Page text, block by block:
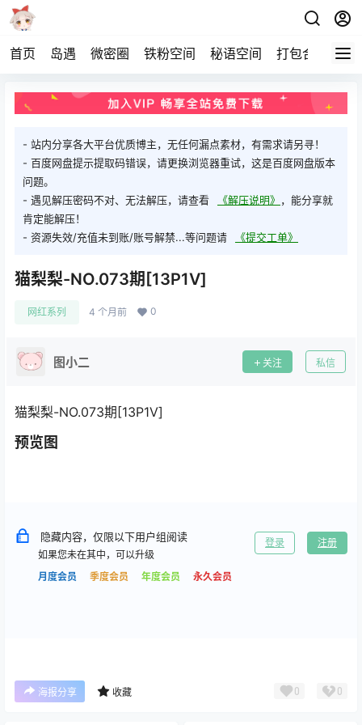
首页 岛遇 微密圈 铁粉空间 秘语空间 打包合集 关
- 站内分享各大平台优质博主，无任何漏点素材，有需求请另寻！
- 百度网盘提示提取码错误，请更换浏览器重试，这是百度网盘版本
问题。
- 遇见解压密码不对、无法解压，请查看
《解压说明》 ，能分享就
肯定能解压！
- 资源失效/充值未到账/账号解禁...等问题请
《提交工单》
猫梨梨-NO.073期[13P1V]
网红系列 4 个月前 0
图小二 关注 私信
猫梨梨-NO.073期[13P1V]
预览图
隐藏内容，仅限以下用户组阅读
如果您未在其中，可以升级
月度会员
季度会员 年度会员 永久会员
登录 注册
海报分享 收藏 0 0